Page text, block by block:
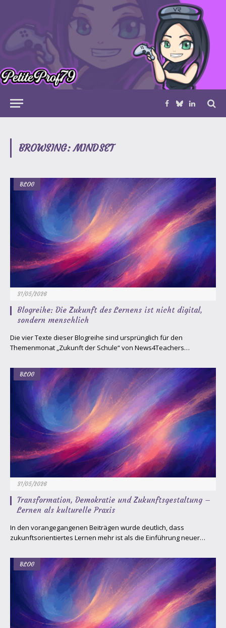
Facebook
BlueskyLinkedIn
BROWSING:MINDSET
BLOG
31/05/2026
Blogreihe: Die Zukunft des Lernens ist nicht digital,
sondern menschlich
Die vier Texte dieser Blogreihe sind ursprünglich für den
Themenmonat „Zukunft der Schule“ von News4Teachers…
BLOG
31/05/2026
Transformation, Demokratie und Zukunftsgestaltung –
Lernen als kulturelle Praxis
In den vorangegangenen Beiträgen wurde deutlich, dass
zukunftsorientiertes Lernen mehr ist als die Einführung neuer…
BLOG